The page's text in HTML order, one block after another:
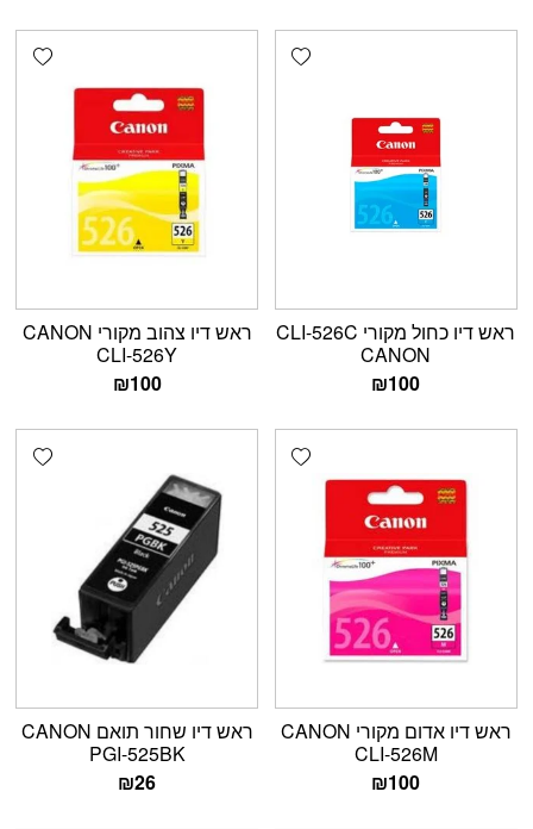
Add wishlist
ראש דיו כחול מקורי CLI-526C
CANON
₪100
ראש דיו צהוב מקורי CANON
CLI-526Y
₪100
Add wishlist
ראש דיו אדום מקורי CANON
CLI-526M
₪100
ראש דיו שחור תואם CANON
PGI-525BK
₪26